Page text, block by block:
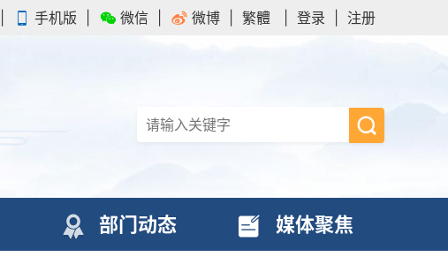
手机版 微信 微博 繁體 登录 注册
部门动态 媒体聚焦